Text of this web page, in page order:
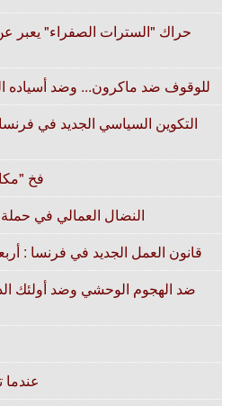
حراك "السترات الصفراء" يعبر
للوقوف ضد ماكرون... وضد أسياده
التكوين السياسي الجديد في
فخ
النضال العمالي في حملة
قانون العمل الجديد في فرنسا :
ضد الهجوم الوحشي وضد أولئك
عندما